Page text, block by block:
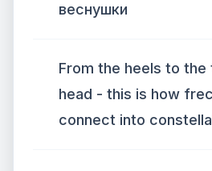
веснушки
From the heels to
head - this is how
connect into